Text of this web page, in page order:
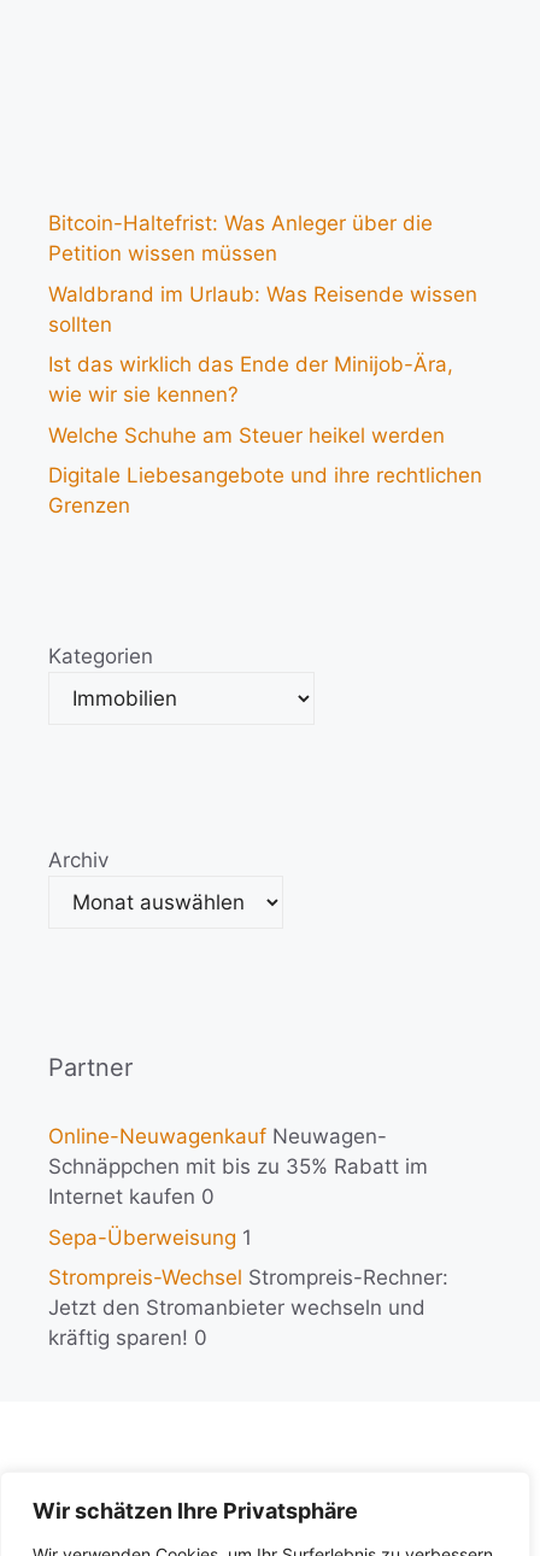
Wir schätzen Ihre Privatsphäre
Bitcoin-Haltefrist: Was Anleger über die
Petition wissen müssen
Waldbrand im Urlaub: Was Reisende wissen
sollten
Ist das wirklich das Ende der Minijob-Ära,
wie wir sie kennen?
Welche Schuhe am Steuer heikel werden
Digitale Liebesangebote und ihre rechtlichen
Grenzen
Kategorien
Archiv
Partner
Online-Neuwagenkauf Neuwagen-
Schnäppchen mit bis zu 35% Rabatt im
Internet kaufen 0
Sepa-Überweisung 1
Strompreis-Wechsel Strompreis-Rechner:
Jetzt den Stromanbieter wechseln und
kräftig sparen! 0